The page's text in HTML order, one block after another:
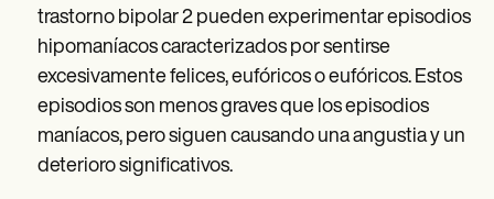
trastorno bipolar 2 pueden experimentar episodios
hipomaníacos caracterizados por sentirse
excesivamente felices, eufóricos o eufóricos. Estos
episodios son menos graves que los episodios
maníacos, pero siguen causando una angustia y un
deterioro significativos.